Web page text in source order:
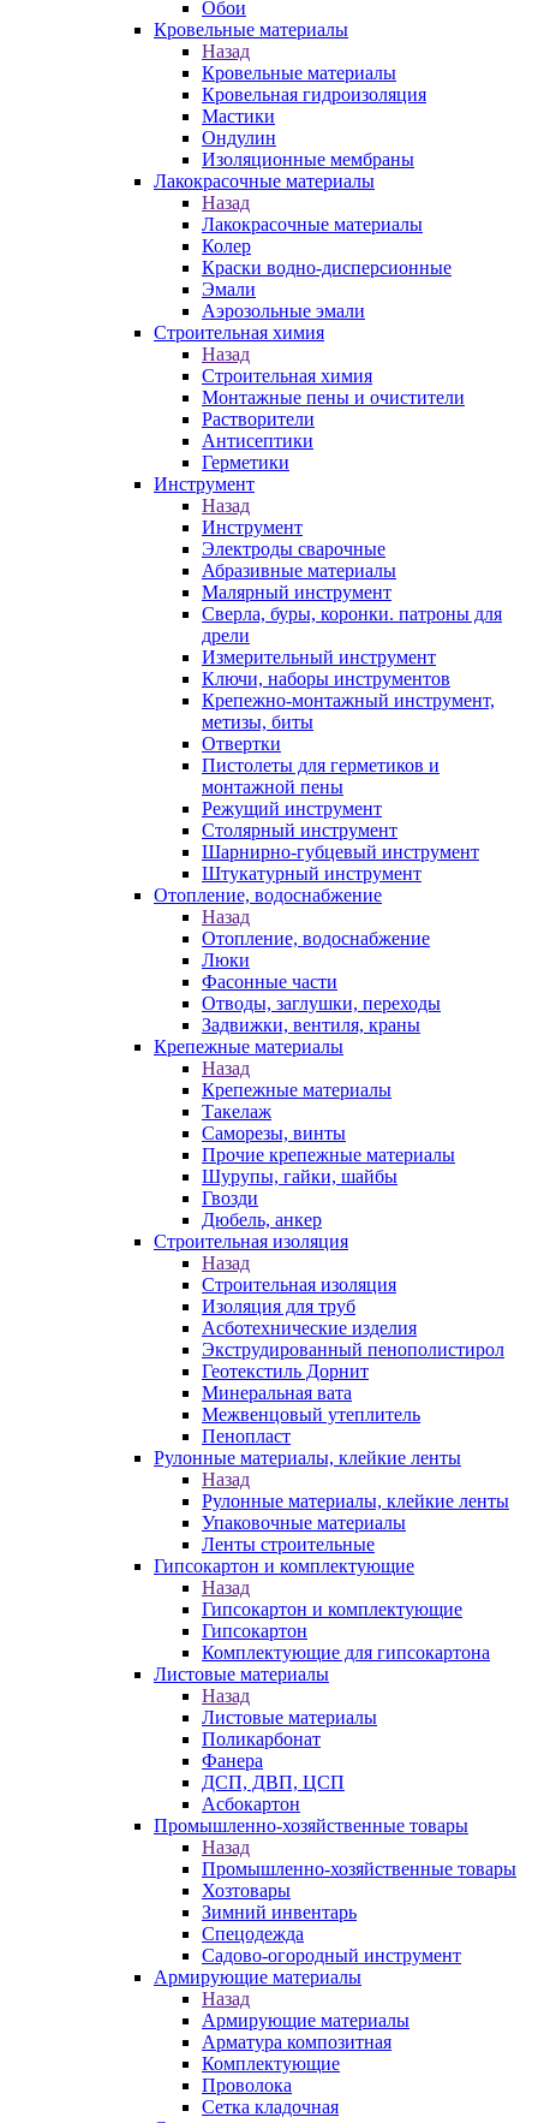
Обои
Кровельные материалы
Назад
Кровельные материалы
Кровельная гидроизоляция
Мастики
Ондулин
Изоляционные мембраны
Лакокрасочные материалы
Назад
Лакокрасочные материалы
Колер
Краски водно-дисперсионные
Эмали
Аэрозольные эмали
Строительная химия
Назад
Строительная химия
Монтажные пены и очистители
Растворители
Антисептики
Герметики
Инструмент
Назад
Инструмент
Электроды сварочные
Абразивные материалы
Малярный инструмент
Сверла, буры, коронки. патроны для
дрели
Измерительный инструмент
Ключи, наборы инструментов
Крепежно-монтажный инструмент,
метизы, биты
Отвертки
Пистолеты для герметиков и
монтажной пены
Режущий инструмент
Столярный инструмент
Шарнирно-губцевый инструмент
Штукатурный инструмент
Отопление, водоснабжение
Назад
Отопление, водоснабжение
Люки
Фасонные части
Отводы, заглушки, переходы
Задвижки, вентиля, краны
Крепежные материалы
Назад
Крепежные материалы
Такелаж
Саморезы, винты
Прочие крепежные материалы
Шурупы, гайки, шайбы
Гвозди
Дюбель, анкер
Строительная изоляция
Назад
Строительная изоляция
Изоляция для труб
Асботехнические изделия
Экструдированный пенополистирол
Геотекстиль Дорнит
Минеральная вата
Межвенцовый утеплитель
Пенопласт
Рулонные материалы, клейкие ленты
Назад
Рулонные материалы, клейкие ленты
Упаковочные материалы
Ленты строительные
Гипсокартон и комплектующие
Назад
Гипсокартон и комплектующие
Гипсокартон
Комплектующие для гипсокартона
Листовые материалы
Назад
Листовые материалы
Поликарбонат
Фанера
ДСП, ДВП, ЦСП
Асбокартон
Промышленно-хозяйственные товары
Назад
Промышленно-хозяйственные товары
Хозтовары
Зимний инвентарь
Спецодежда
Садово-огородный инструмент
Армирующие материалы
Назад
Армирующие материалы
Арматура композитная
Комплектующие
Проволока
Сетка кладочная